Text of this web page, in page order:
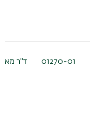
01270-01 ד"ר